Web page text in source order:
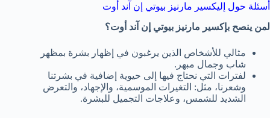
أسئلة حول إليكسير مارنيز بيوتي إن آند أوت
لمن ينصح بإكسير مارنيز بيوتي إن آند أوت؟
مثالي للأشخاص الذين يرغبون في إظهار بشرة بمظهر
شاب وجمال مبهر.
لفترات التي نحتاج فيها إلى حيوية إضافية في بشرتنا
وشعرنا، مثل: التغيرات الموسمية، والإجهاد، والتعرض
الشديد للشمس، وعلاجات التجميل للبشرة.